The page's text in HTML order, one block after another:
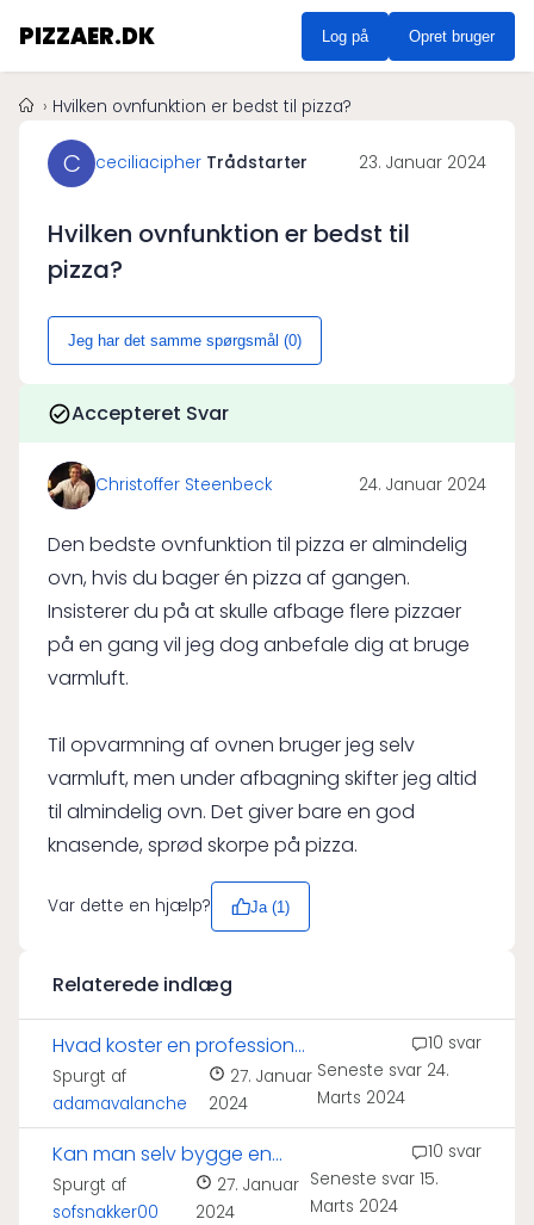
PIZZAER.DK Log på Opret bruger
Hvilken ovnfunktion er bedst til pizza?
C ceciliacipher Trådstarter 23. Januar 2024
Hvilken ovnfunktion er bedst til
pizza?
Jeg har det samme spørgsmål (0)
Accepteret Svar
Christoffer Steenbeck 24. Januar 2024
Den bedste ovnfunktion til pizza er almindelig
ovn, hvis du bager én pizza af gangen.
Insisterer du på at skulle afbage flere pizzaer
på en gang vil jeg dog anbefale dig at bruge
varmluft.
Til opvarmning af ovnen bruger jeg selv
varmluft, men under afbagning skifter jeg altid
til almindelig ovn. Det giver bare en god
knasende, sprød skorpe på pizza.
Var dette en hjælp? Ja (1)
Relaterede indlæg
Hvad koster en professionel
pizzaovn?
Spurgt af
adamavalanche
27. Januar
2024
10 svar
Seneste svar 24.
Marts 2024
Kan man selv bygge en
pizzaovn?
Spurgt af
sofsnakker00
27. Januar
2024
10 svar
Seneste svar 15.
Marts 2024